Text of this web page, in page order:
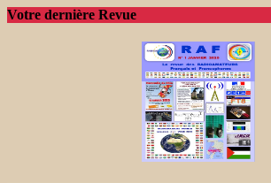
Votre dernière Revue